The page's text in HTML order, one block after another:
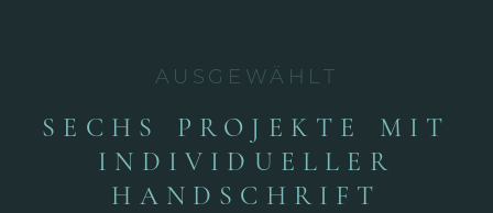
AUSGEWÄHLT
SECHS PROJEKTE MIT
INDIVIDUELLER
HANDSCHRIFT